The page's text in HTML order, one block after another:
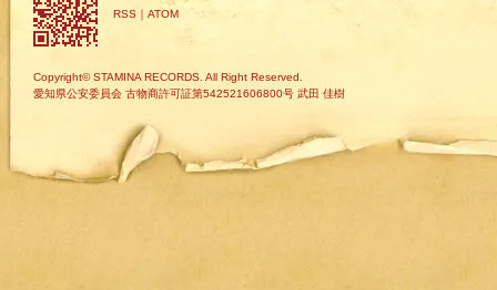
RSS ｜ ATOM
Copyright© STAMINA RECORDS. All Right Reserved.
愛知県公安委員会 古物商許可証第542521606800号 武田 佳樹